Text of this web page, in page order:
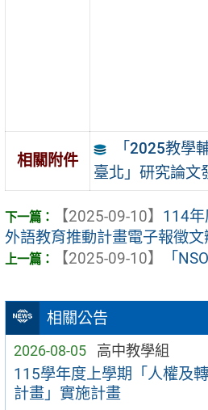
相關公告
2026-08-05 高中教學組
115學年度上學期「人權及
計畫」實施計畫
相關附件
「2025教學
臺北」研究論文
【2025-09-10】 114
外語教育推動計畫電子報徵文
【2025-09-10】
「